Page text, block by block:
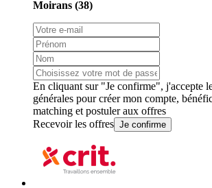
Moirans (38)
En cliquant sur "Je confirme", j'accepte
générales pour créer mon compte,
matching et postuler aux offres
Recevoir les offres Je confirme